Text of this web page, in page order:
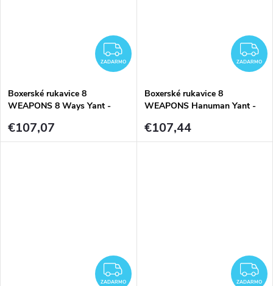
ZADARMO
ZADARMO
Boxerské rukavice 8
WEAPONS 8 Ways Yant -
€107,07
ZADARMO
Boxerské rukavice 8
WEAPONS Hanuman Yant -
€107,44
ZADARMO
ZADARMO ZADARMO